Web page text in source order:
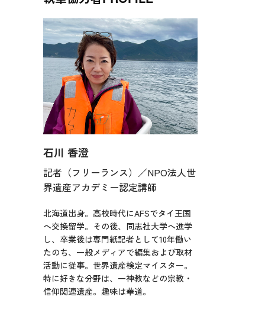
石川 香澄
記者（フリーランス）／NPO法人世
界遺産アカデミー認定講師
北海道出身。高校時代にAFSでタイ王国
へ交換留学。その後、同志社大学へ進学
し、卒業後は専門紙記者として10年働い
たのち、一般メディアで編集および取材
活動に従事。世界遺産検定マイスター。
特に好きな分野は、一神教などの宗教・
信仰関連遺産。趣味は華道。